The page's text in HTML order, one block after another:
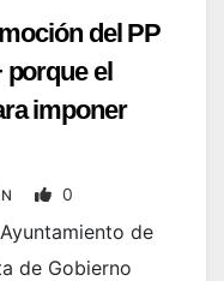
del PP
porque el
imponer
0
de
de Gobierno